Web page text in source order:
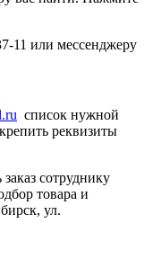
11 или мессенджеру
список нужной
реквизиты
сотруднику
товара и
ул.